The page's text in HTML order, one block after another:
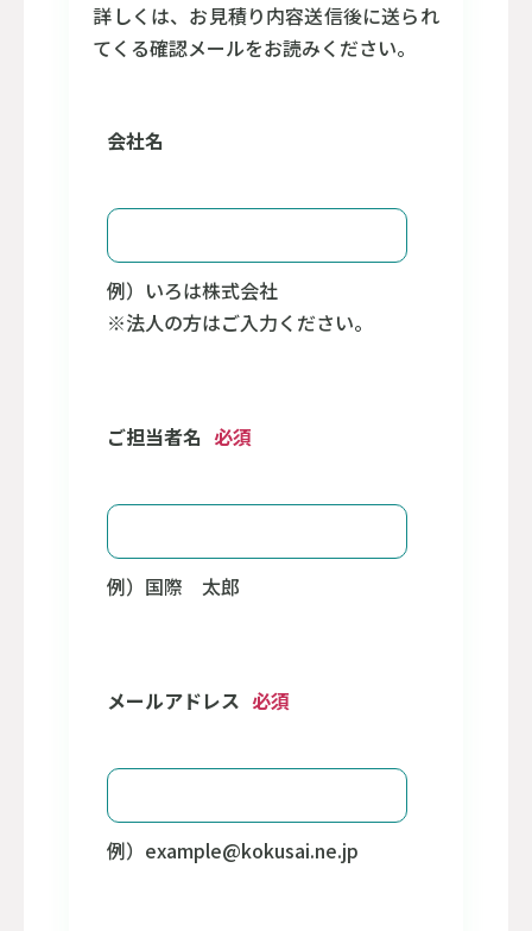
詳しくは、お見積り内容送信後に送られ
てくる確認メールをお読みください。
会社名
例）いろは株式会社
※法人の方はご入力ください。
ご担当者名 必須
例）国際 太郎
メールアドレス 必須
例）example@kokusai.ne.jp